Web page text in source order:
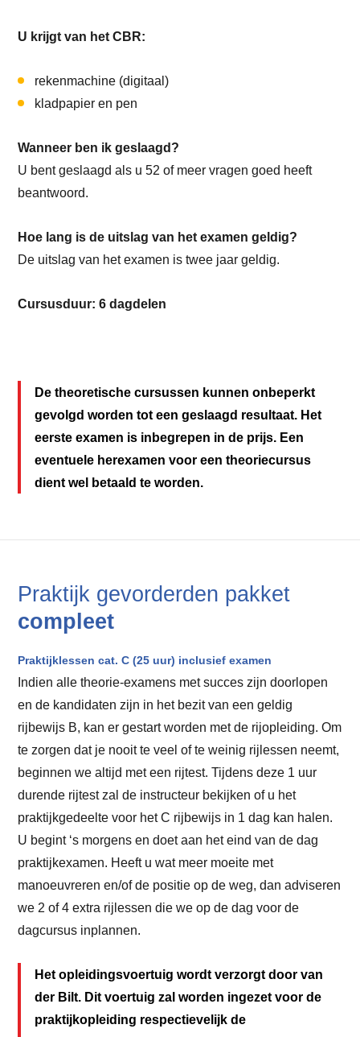
U krijgt van het CBR:
rekenmachine (digitaal)
kladpapier en pen
Wanneer ben ik geslaagd?
U bent geslaagd als u 52 of meer vragen goed heeft
beantwoord.
Hoe lang is de uitslag van het examen geldig?
De uitslag van het examen is twee jaar geldig.
Cursusduur: 6 dagdelen
De theoretische cursussen kunnen onbeperkt
gevolgd worden tot een geslaagd resultaat. Het
eerste examen is inbegrepen in de prijs. Een
eventuele herexamen voor een theoriecursus
dient wel betaald te worden.
Praktijk gevorderden pakket
compleet
Praktijklessen cat. C (25 uur) inclusief examen
Indien alle theorie-examens met succes zijn doorlopen
en de kandidaten zijn in het bezit van een geldig
rijbewijs B, kan er gestart worden met de rijopleiding. Om
te zorgen dat je nooit te veel of te weinig rijlessen neemt,
beginnen we altijd met een rijtest. Tijdens deze 1 uur
durende rijtest zal de instructeur bekijken of u het
praktijkgedeelte voor het C rijbewijs in 1 dag kan halen.
U begint ‘s morgens en doet aan het eind van de dag
praktijkexamen. Heeft u wat meer moeite met
manoeuvreren en/of de positie op de weg, dan adviseren
we 2 of 4 extra rijlessen die we op de dag voor de
dagcursus inplannen.
Het opleidingsvoertuig wordt verzorgt door van
der Bilt. Dit voertuig zal worden ingezet voor de
praktijkopleiding respectievelijk de